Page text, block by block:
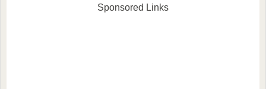
たいと思います。CM概要2020
す。CM概要2020年4月より放
Sponsored Links